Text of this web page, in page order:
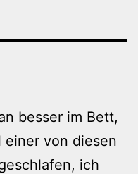
besser im Bett,
von diesen
ich